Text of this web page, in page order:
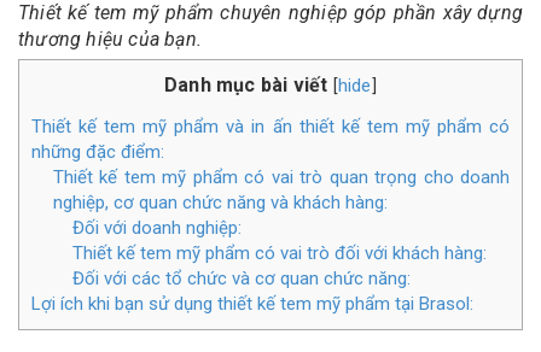
Thiết kế tem mỹ phẩm chuyên nghiệp góp phần xây dựng
thương hiệu của bạn.
Danh mục bài viết [hide
Thiết kế tem mỹ phẩm và in ấn thiết kế tem mỹ phẩm có
những đặc điểm:
Thiết kế tem mỹ phẩm có vai trò quan trọng cho doanh
nghiệp, cơ quan chức năng và khách hàng:
Đối với doanh nghiệp:
Thiết kế tem mỹ phẩm có vai trò đối với khách hàng:
Đối với các tổ chức và cơ quan chức năng:
Lợi ích khi bạn sử dụng thiết kế tem mỹ phẩm tại Brasol: